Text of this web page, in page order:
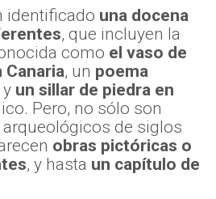
identificado una docena
, que incluyen la
como el vaso de
Canaria, un poema
y un sillar de piedra en
Pero, no sólo son
de siglos
obras pictóricas o
, y hasta un capítulo de